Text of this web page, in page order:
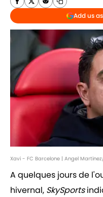
Add us
Xavi - FC Barcelone | Angel
A quelques jours de
hivernal, SkySports